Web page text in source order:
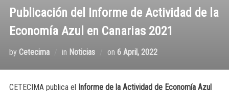
Publicación del Informe de Actividad de la
Economía Azul en Canarias 2021
by Cetecima in Noticias on 6 April, 2022
CETECIMA publica el Informe de la Actividad de Economía Azul